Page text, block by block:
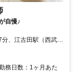
自慢♪
、江古田駅（西武鉄
務日数：1ヶ月あた